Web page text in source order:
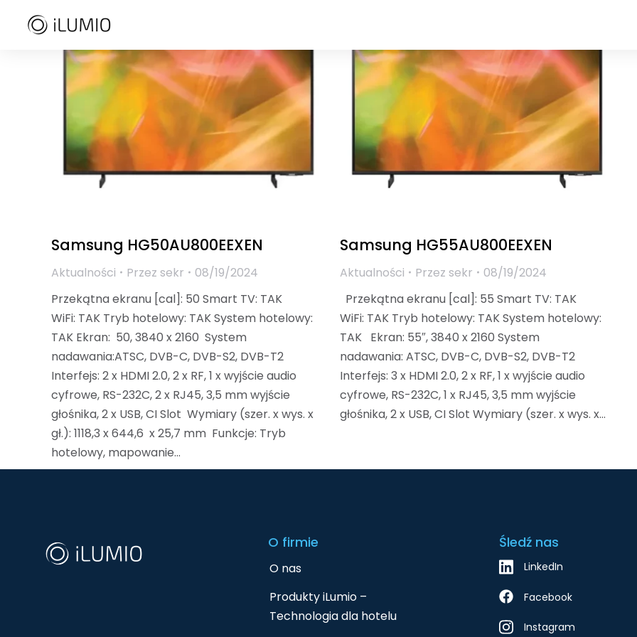
Samsung HG50AU800EEXEN
Aktualności Przez sekr
08/19/2024
Przekątna ekranu [cal]: 50 Smart TV: TAK
WiFi: TAK Tryb hotelowy: TAK System hotelowy:
TAK Ekran: 50, 3840 x 2160 System
nadawania:ATSC, DVB-C, DVB-S2, DVB-T2
Interfejs: 2 x HDMI 2.0, 2 x RF, 1 x wyjście audio
cyfrowe, RS-232C, 2 x RJ45, 3,5 mm wyjście
głośnika, 2 x USB, CI Slot Wymiary (szer. x wys. x
gł.): 1118,3 x 644,6 x 25,7 mm Funkcje: Tryb
hotelowy, mapowanie…
Samsung HG55AU800EEXEN
Aktualności Przez sekr
08/19/2024
Przekątna ekranu [cal]: 55 Smart TV: TAK
WiFi: TAK Tryb hotelowy: TAK System hotelowy:
TAK Ekran: 55″, 3840 x 2160 System
nadawania: ATSC, DVB-C, DVB-S2, DVB-T2
Interfejs: 3 x HDMI 2.0, 2 x RF, 1 x wyjście audio
cyfrowe, RS-232C, 1 x RJ45, 3,5 mm wyjście
głośnika, 2 x USB, CI Slot Wymiary (szer. x wys. x…
O firmie
O nas
Produkty iLumio –
Technologia dla hotelu
Śledź nas
LinkedIn
Facebook
Instagram